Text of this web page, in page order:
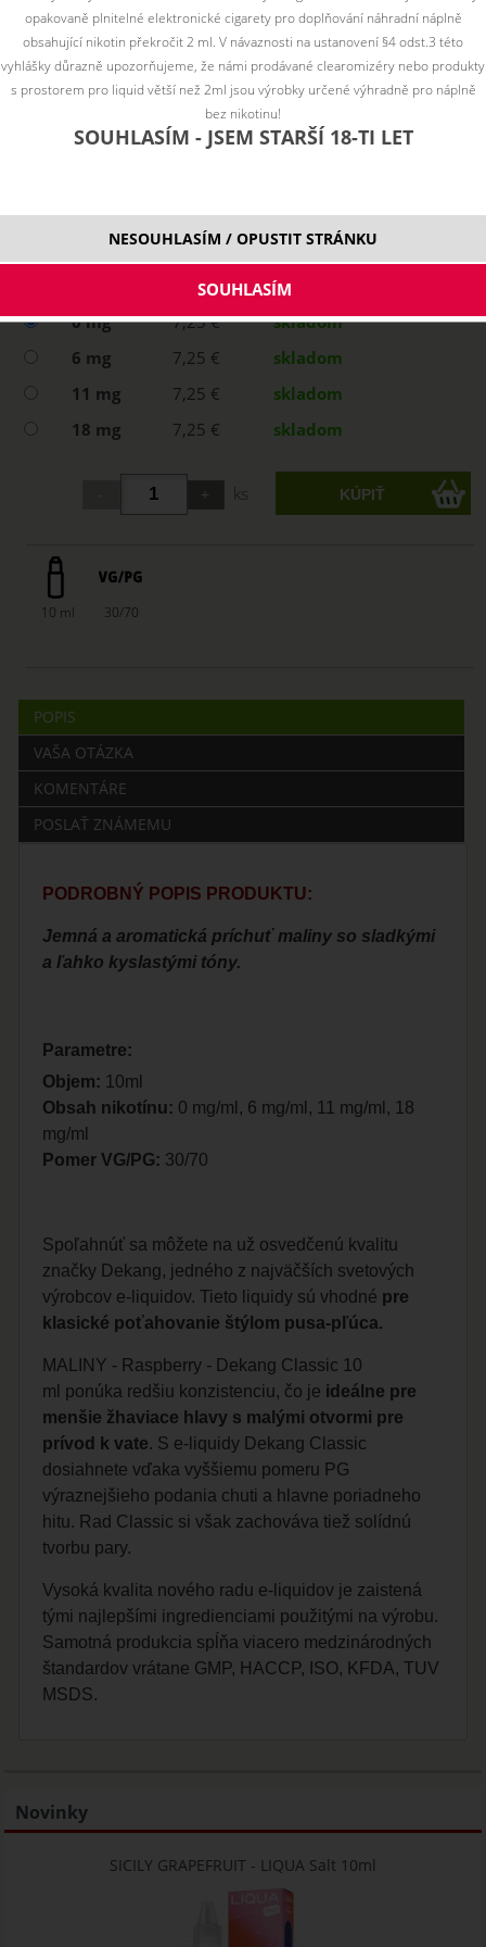
0 mg
7,25 €
skladom
6 mg
7,25 €
skladom
11 mg
7,25 €
skladom
18 mg
7,25 € skladom
ks
10 ml 30/70
POPIS
VAŠA OTÁZKA
KOMENTÁRE
POSLAŤ ZNÁMEMU
PODROBNÝ POPIS PRODUKTU:
Jemná a aromatická príchuť maliny so sladkými
a ľahko kyslastými tóny.
Parametre:
Objem: 10ml
Obsah nikotínu: 0 mg/ml, 6 mg/ml, 11 mg/ml, 18
mg/ml
Pomer VG/PG: 30/70
Spoľahnúť sa môžete na už osvedčenú kvalitu
značky Dekang, jedného z najväčších svetových
výrobcov e-liquidov. Tieto liquidy sú vhodné pre
klasické poťahovanie štýlom pusa-pľúca.
MALINY - Raspberry - Dekang Classic 10
ml ponúka redšiu konzistenciu, čo je ideálne pre
menšie žhaviace hlavy s malými otvormi pre
prívod k vate. S e-liquidy Dekang Classic
dosiahnete vďaka vyššiemu pomeru PG
výraznejšieho podania chuti a hlavne poriadneho
hitu. Rad Classic si však zachováva tiež solídnú
tvorbu pary.
Vysoká kvalita nového radu e-liquidov je zaistená
tými najlepšími ingredienciami použitými na výrobu.
Samotná produkcia spĺňa viacero medzinárodných
štandardov vrátane GMP, HACCP, ISO, KFDA, TUV
MSDS.
Novinky
SICILY GRAPEFRUIT - LIQUA Salt 10ml
opakovaně plnitelné elektronické cigarety pro doplňování náhradní náplně
obsahující nikotin překročit 2 ml. V návaznosti na ustanovení §4 odst.3 této
vyhlášky důrazně upozorňujeme, že námi prodávané clearomizéry nebo produkty
s prostorem pro liquid větší než 2ml jsou výrobky určené výhradně pro náplně
bez nikotinu!
SOUHLASÍM - JSEM STARŠÍ 18-TI LET
NESOUHLASÍM / OPUSTIT STRÁNKU